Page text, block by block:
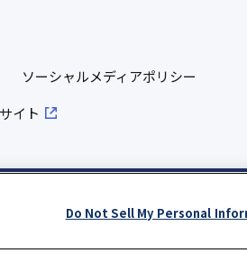
ソーシャルメディアポリシー
イト
Reserved.
Do Not Sell My Personal